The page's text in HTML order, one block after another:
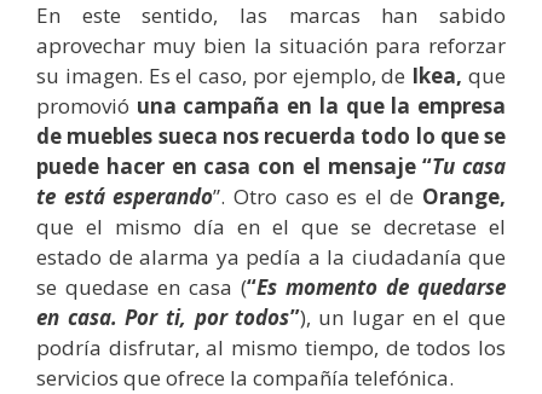
En este sentido, las marcas han sabido
aprovechar muy bien la situación para reforzar
su imagen. Es el caso, por ejemplo, de Ikea, que
promovió una campaña en la que la empresa
de muebles sueca nos recuerda todo lo que se
puede hacer en casa con el mensaje “Tu casa
te está esperando”. Otro caso es el de Orange,
que el mismo día en el que se decretase el
estado de alarma ya pedía a la ciudadanía que
se quedase en casa (“Es momento de quedarse
en casa. Por ti, por todos”), un lugar en el que
podría disfrutar, al mismo tiempo, de todos los
servicios que ofrece la compañía telefónica.